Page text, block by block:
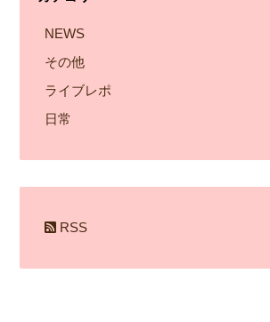
NEWS
その他
ライブレポ
日常
RSS